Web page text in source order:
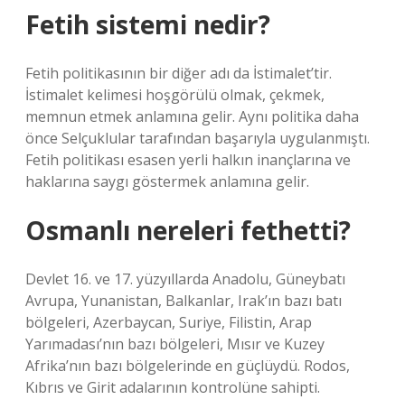
Fetih sistemi nedir?
Fetih politikasının bir diğer adı da İstimalet’tir.
İstimalet kelimesi hoşgörülü olmak, çekmek,
memnun etmek anlamına gelir. Aynı politika daha
önce Selçuklular tarafından başarıyla uygulanmıştı.
Fetih politikası esasen yerli halkın inançlarına ve
haklarına saygı göstermek anlamına gelir.
Osmanlı nereleri fethetti?
Devlet 16. ve 17. yüzyıllarda Anadolu, Güneybatı
Avrupa, Yunanistan, Balkanlar, Irak’ın bazı batı
bölgeleri, Azerbaycan, Suriye, Filistin, Arap
Yarımadası’nın bazı bölgeleri, Mısır ve Kuzey
Afrika’nın bazı bölgelerinde en güçlüydü. Rodos,
Kıbrıs ve Girit adalarının kontrolüne sahipti.